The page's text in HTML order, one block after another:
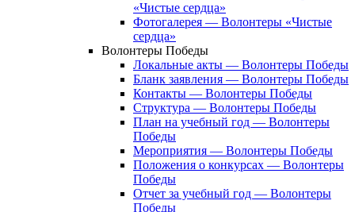
«Чистые сердца»
Фотогалерея — Волонтеры «Чистые
сердца»
Волонтеры Победы
Локальные акты — Волонтеры Победы
Бланк заявления — Волонтеры Победы
Контакты — Волонтеры Победы
Структура — Волонтеры Победы
План на учебный год — Волонтеры
Победы
Мероприятия — Волонтеры Победы
Положения о конкурсах — Волонтеры
Победы
Отчет за учебный год — Волонтеры
Победы